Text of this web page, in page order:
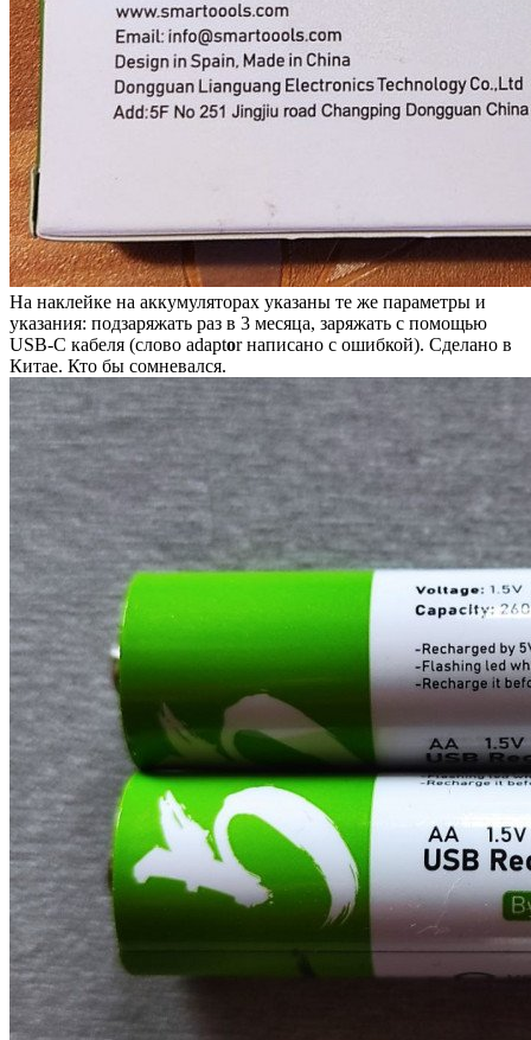
На наклейке на аккумуляторах указаны те же параметры и
указания: подзаряжать раз в 3 месяца, заряжать с помощью
USB-C кабеля (слово adaptor написано с ошибкой). Сделано в
Китае. Кто бы сомневался.